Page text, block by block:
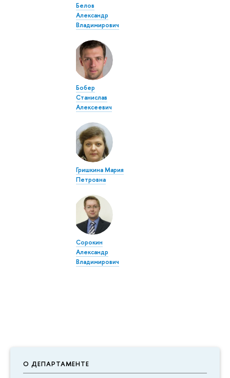
О ДЕПАРТАМЕНТЕ
Белов
Александр
Владимирович
Бобер
Станислав
Алексеевич
Гришкина Мария
Петровна
Сорокин
Александр
Владимирович